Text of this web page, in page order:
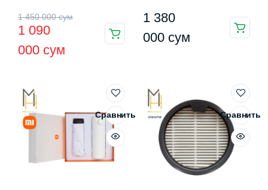
1 450 000сум
Первоначальная
цена
составляла
450
000 сум.
1 090
000 сум
Текущая
цена:
1
000 сум.
1 380
000 сум
Сравнить Сравнить